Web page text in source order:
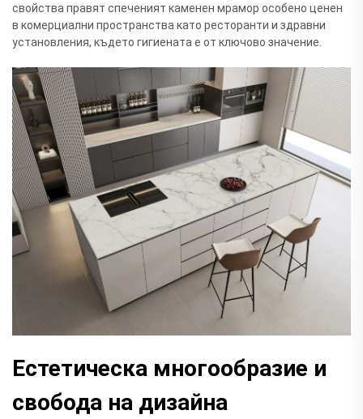
свойства правят спеченият каменен мрамор особено ценен
в комерциални пространства като ресторанти и здравни
установления, където гигиената е от ключово значение.
Естетическа многообразие и
свобода на дизайна